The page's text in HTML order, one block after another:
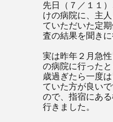
先日（７／１１
けの病院に、主
ていただいた定
査の結果を聞きに
実は昨年２月急
の病院に行った
歳過ぎたら一度
ていた方が良い
ので、指宿にあ
行きました。